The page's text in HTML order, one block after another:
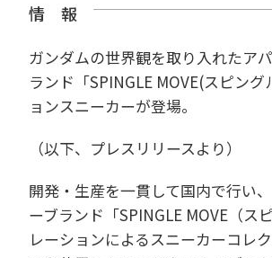
情 報
ガンダムの世界観を取り入れたア
ランド「SPINGLE MOVE(スピン
ョンスニーカーが登場。
（以下、プレスリリースより）
開発・生産を一貫して国内で行い
ーブランド「SPINGLE MOVE（
レーションによるスニーカーコレ